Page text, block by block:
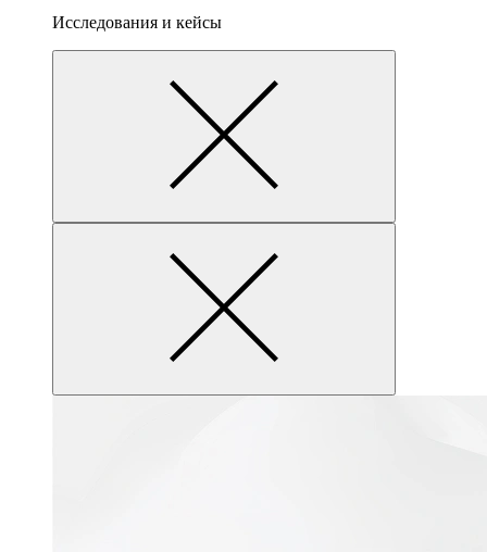
Исследования и кейсы